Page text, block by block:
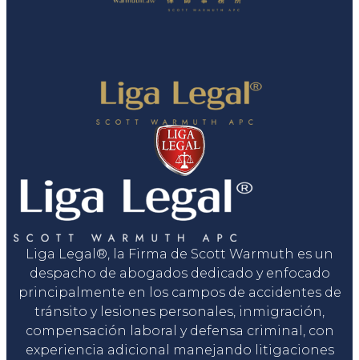
Liga Legal®, la Firma de Scott Warmuth es un
despacho de abogados dedicado y enfocado
principalmente en los campos de accidentes de
tránsito y lesiones personales, inmigración,
compensación laboral y defensa criminal, con
experiencia adicional manejando litigaciones